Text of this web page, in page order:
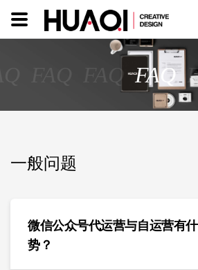
FAQ FAQ
一般问题
微信公众号代运营与自运营有
势？